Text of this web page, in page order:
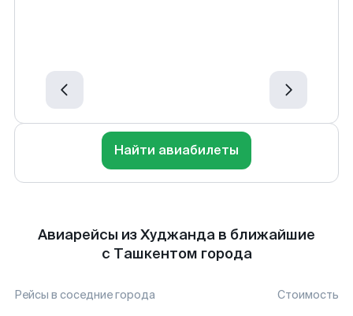
Найти авиабилеты
Авиарейсы из Худжанда в ближайшие
с Ташкентом города
Рейсы в соседние города Стоимость